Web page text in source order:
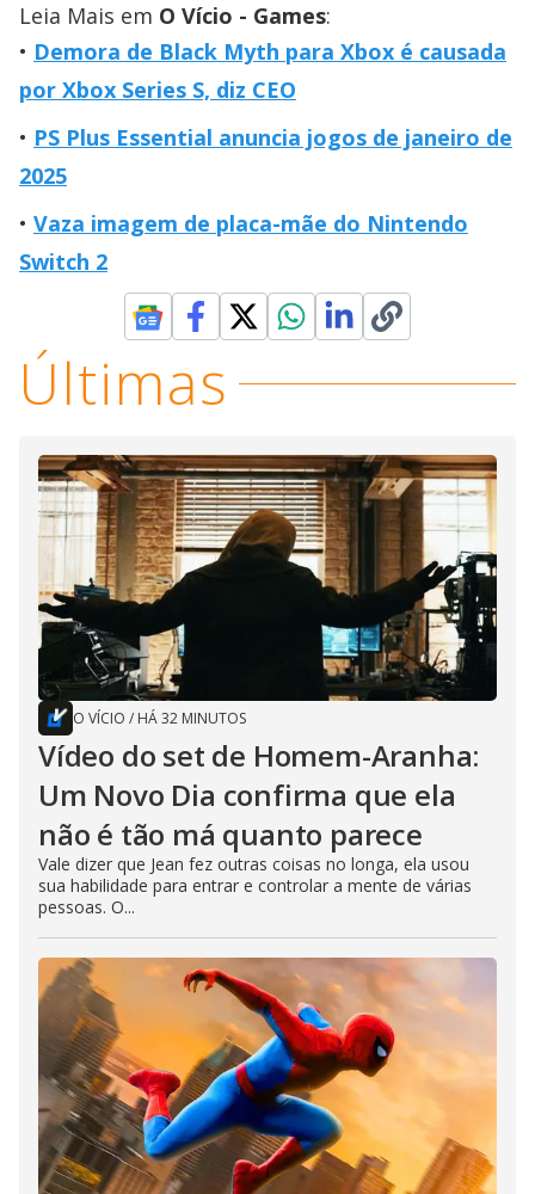
Leia Mais em O Vício - Games:
Demora de Black Myth para Xbox é causada
por Xbox Series S, diz CEO
PS Plus Essential anuncia jogos de janeiro de
2025
Vaza imagem de placa-mãe do Nintendo
Switch 2
Últimas
O VÍCIO / HÁ 32 MINUTOS
Vídeo do set de Homem-Aranha:
Um Novo Dia confirma que ela
não é tão má quanto parece
Vale dizer que Jean fez outras coisas no longa, ela usou
sua habilidade para entrar e controlar a mente de várias
pessoas. O...